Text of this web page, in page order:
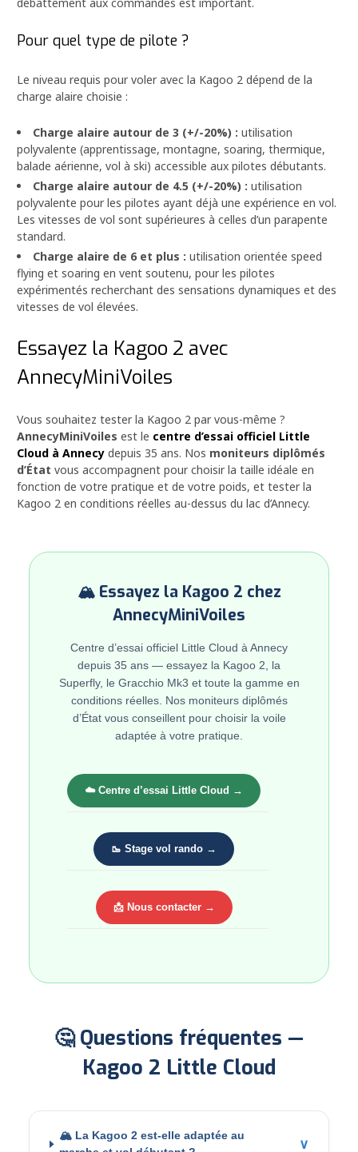
Pour quel type de pilote ?
Le niveau requis pour voler avec la Kagoo 2 dépend de la
charge alaire choisie :
Charge alaire autour de 3 (+/-20%) : utilisation
polyvalente (apprentissage, montagne, soaring, thermique,
balade aérienne, vol à ski) accessible aux pilotes débutants.
Charge alaire autour de 4.5 (+/-20%) : utilisation
polyvalente pour les pilotes ayant déjà une expérience en vol.
Les vitesses de vol sont supérieures à celles d’un parapente
standard.
Charge alaire de 6 et plus : utilisation orientée speed
flying et soaring en vent soutenu, pour les pilotes
expérimentés recherchant des sensations dynamiques et des
vitesses de vol élevées.
Essayez la Kagoo 2 avec
AnnecyMiniVoiles
Vous souhaitez tester la Kagoo 2 par vous-même ?
AnnecyMiniVoiles est le centre d’essai officiel Little
Cloud à Annecy depuis 35 ans. Nos moniteurs diplômés
d’État vous accompagnent pour choisir la taille idéale en
fonction de votre pratique et de votre poids, et tester la
Kagoo 2 en conditions réelles au-dessus du lac d’Annecy.
🏔️ Essayez la Kagoo 2 chez
AnnecyMiniVoiles
Centre d’essai officiel Little Cloud à Annecy
depuis 35 ans — essayez la Kagoo 2, la
Superfly, le Gracchio Mk3 et toute la gamme en
conditions réelles. Nos moniteurs diplômés
d’État vous conseillent pour choisir la voile
adaptée à votre pratique.
☁️ Centre d’essai Little Cloud →
🥾 Stage vol rando →
📩 Nous contacter →
🤔 Questions fréquentes —
Kagoo 2 Little Cloud
🏔️ La Kagoo 2 est-elle adaptée au
∨